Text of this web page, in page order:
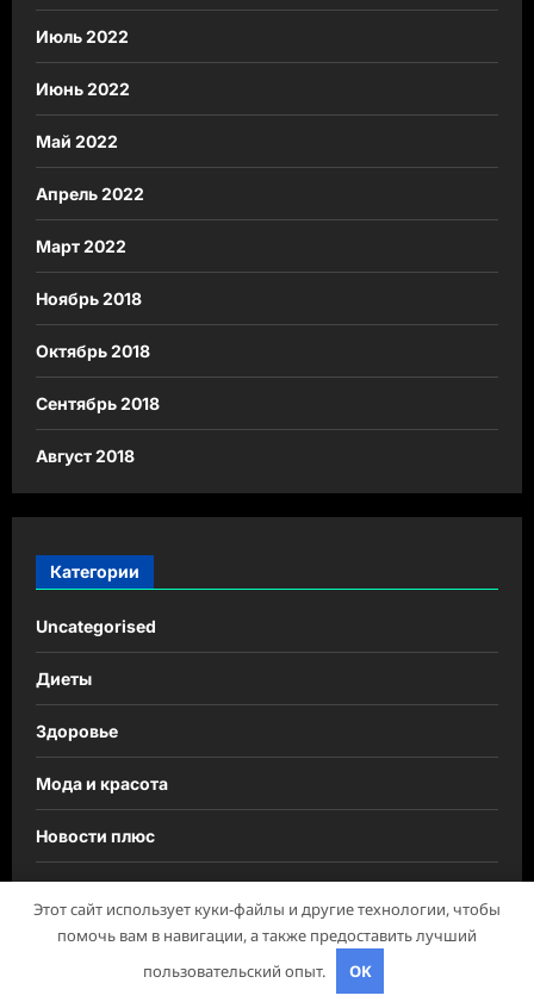
Июль 2022
Июнь 2022
Май 2022
Апрель 2022
Март 2022
Ноябрь 2018
Октябрь 2018
Сентябрь 2018
Август 2018
Категории
Uncategorised
Диеты
Здоровье
Мода и красота
Новости плюс
Продукты питания
Путешествия
Этот сайт использует куки-файлы и другие технологии, чтобы
помочь вам в навигации, а также предоставить лучший
пользовательский опыт.
OK